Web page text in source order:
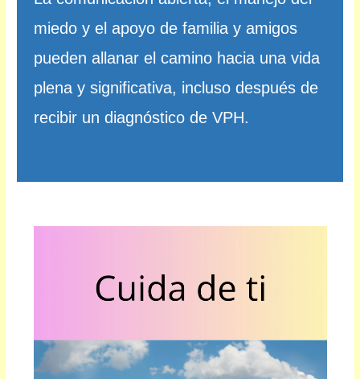
miedo y el apoyo de familia y amigos
pueden allanar el camino hacia una vida
plena y significativa, incluso después de
recibir un diagnóstico de VPH.